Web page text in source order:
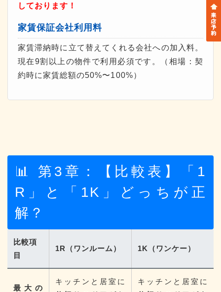
しております！
家賃保証会社利用料
家賃滞納時に立て替えてくれる会社への加入料。
現在9割以上の物件で利用必須です。（相場：契
約時に家賃総額の50%〜100%）
📊 第3章：【比較表】「1
R」と「1K」どっちが正
解？
比較項
目
1R（ワンルーム） 1K（ワンケー）
最大の
キッチンと居室に
キッチンと居室に